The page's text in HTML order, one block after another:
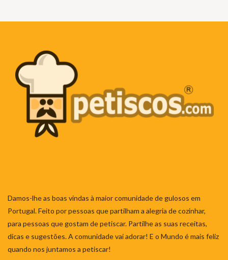
Damos-lhe as boas vindas à maior comunidade de gulosos em
Portugal. Feito por pessoas que partilham a alegria de cozinhar,
para pessoas que gostam de petiscar. Partilhe as suas receitas,
dicas e sugestões. A comunidade vai adorar! E o Mundo é mais feliz
quando nos juntamos a petiscar!